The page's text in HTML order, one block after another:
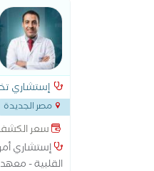
اضطرابات نبض
المبكر لامراض
القسطرة
القلب رسم
ارتفاع نسبة
الشريان
الروماتيزمي
وتركيب
إستشاري
مصر الجديدة
سعر
إستشاري
القلبية -